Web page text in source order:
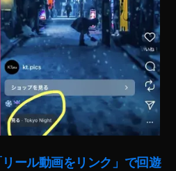
ール動画をリンク」で回遊